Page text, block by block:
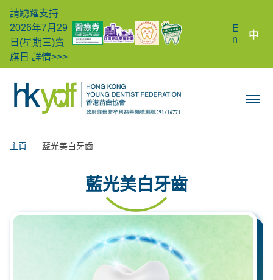
請踴躍支持
2026年7月29
日(星期三)賣
旗日 詳情>>>
E
n
中
主頁 藍光美白牙齒
藍光美白牙齒